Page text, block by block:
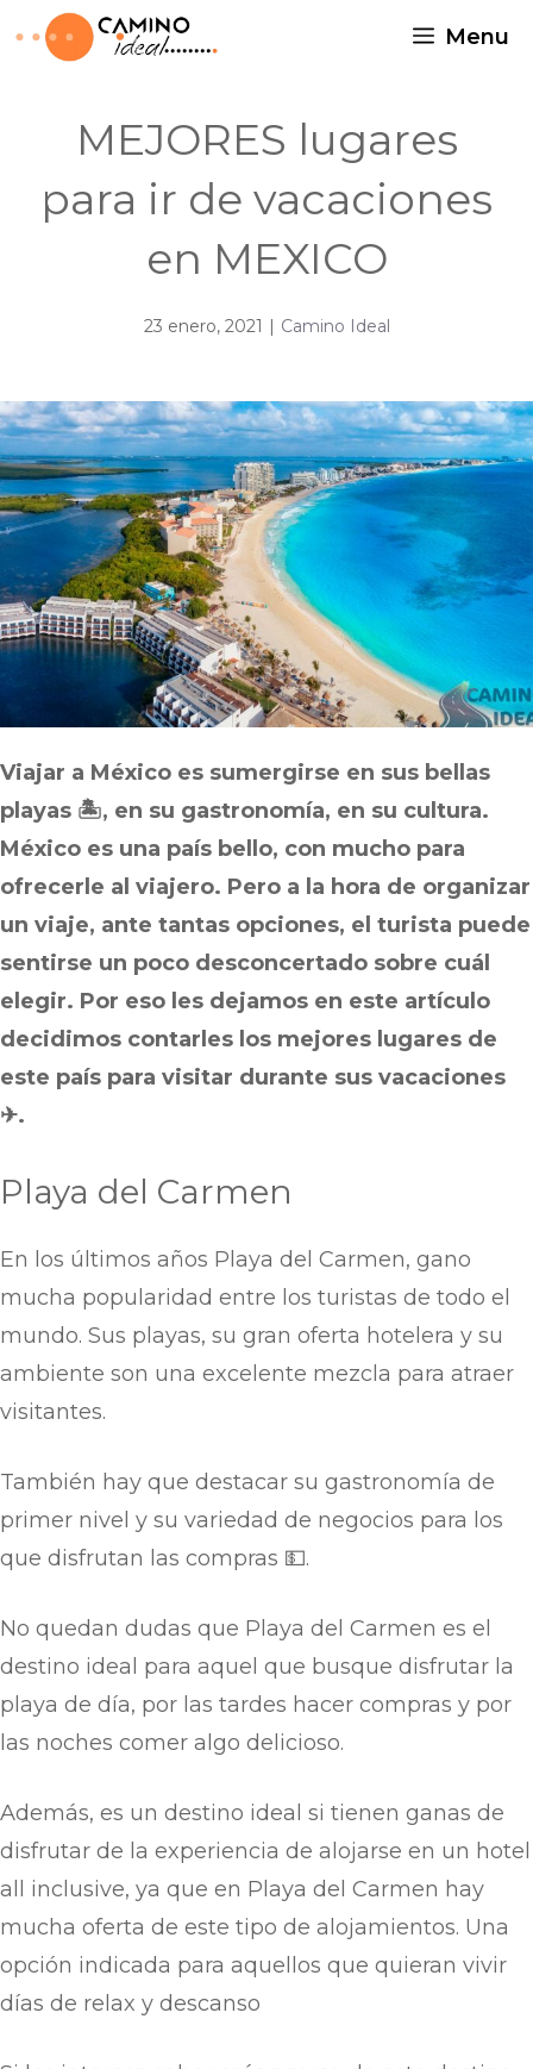
Menu
MEJORES lugares
para ir de vacaciones
en MEXICO
23 enero, 2021 | Camino Ideal
Viajar a México es sumergirse en sus bellas
playas 🏝, en su gastronomía, en su cultura.
México es una país bello, con mucho para
ofrecerle al viajero. Pero a la hora de organizar
un viaje, ante tantas opciones, el turista puede
sentirse un poco desconcertado sobre cuál
elegir. Por eso les dejamos en este artículo
decidimos contarles los mejores lugares de
este país para visitar durante sus vacaciones
✈.
Playa del Carmen
En los últimos años Playa del Carmen, gano
mucha popularidad entre los turistas de todo el
mundo. Sus playas, su gran oferta hotelera y su
ambiente son una excelente mezcla para atraer
visitantes.
También hay que destacar su gastronomía de
primer nivel y su variedad de negocios para los
que disfrutan las compras 💵.
No quedan dudas que Playa del Carmen es el
destino ideal para aquel que busque disfrutar la
playa de día, por las tardes hacer compras y por
las noches comer algo delicioso.
Además, es un destino ideal si tienen ganas de
disfrutar de la experiencia de alojarse en un hotel
all inclusive, ya que en Playa del Carmen hay
mucha oferta de este tipo de alojamientos. Una
opción indicada para aquellos que quieran vivir
días de relax y descanso